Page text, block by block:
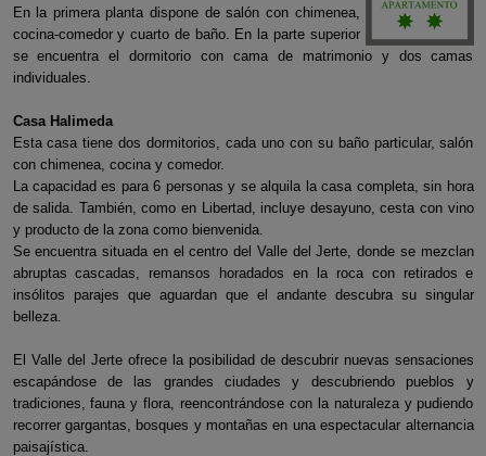
En la primera planta dispone de salón con chimenea,
cocina-comedor y cuarto de baño. En la parte superior
se encuentra el dormitorio con cama de matrimonio y dos camas
individuales.
Casa Halimeda
Esta casa tiene dos dormitorios, cada uno con su baño particular, salón
con chimenea, cocina y comedor.
La capacidad es para 6 personas y se alquila la casa completa, sin hora
de salida. También, como en Libertad, incluye desayuno, cesta con vino
y producto de la zona como bienvenida.
Se encuentra situada en el centro del Valle del Jerte, donde se mezclan
abruptas cascadas, remansos horadados en la roca con retirados e
insólitos parajes que aguardan que el andante descubra su singular
belleza.
El Valle del Jerte ofrece la posibilidad de descubrir nuevas sensaciones
escapándose de las grandes ciudades y descubriendo pueblos y
tradiciones, fauna y flora, reencontrándose con la naturaleza y pudiendo
recorrer gargantas, bosques y montañas en una espectacular alternancia
paisajística.